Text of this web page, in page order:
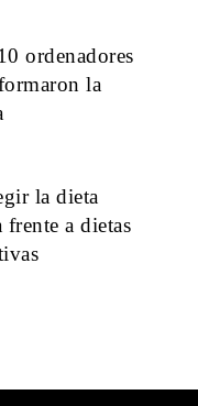
ordenadores
la
la dieta
a dietas